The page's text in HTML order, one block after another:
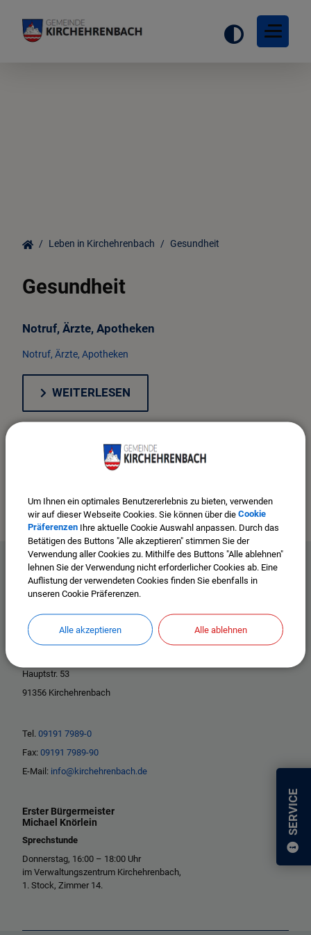
Wirtschaft & Gewerbe
VG Kirchehrenbach
SERVICE
Leben in Kirchehrenbach Gesundheit
Gesundheit
Notruf, Ärzte, Apotheken
Notruf, Ärzte, Apotheken
WEITERLESEN
Hauptstr. 53
91356 Kirchehrenbach
Tel. 09191 7989-0
Fax: 09191 7989-90
E-Mail: info@kirchehrenbach.de
Erster Bürgermeister
Michael Knörlein
Sprechstunde
Donnerstag, 16:00 – 18:00 Uhr
im Verwaltungszentrum Kirchehrenbach,
1. Stock, Zimmer 14.
Um Ihnen ein optimales Benutzererlebnis zu bieten, verwenden
wir auf dieser Webseite Cookies. Sie können über die Cookie
Präferenzen Ihre aktuelle Cookie Auswahl anpassen. Durch das
Betätigen des Buttons "Alle akzeptieren" stimmen Sie der
Verwendung aller Cookies zu. Mithilfe des Buttons "Alle ablehnen"
lehnen Sie der Verwendung nicht erforderlicher Cookies ab. Eine
Auflistung der verwendeten Cookies finden Sie ebenfalls in
unseren Cookie Präferenzen.
Alle akzeptieren Alle ablehnen